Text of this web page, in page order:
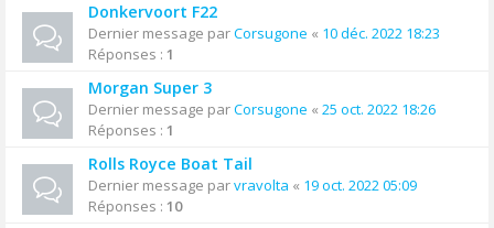
Donkervoort F22
Dernier message parCorsugone « 10 déc. 2022 18:23
Réponses : 1
Morgan Super 3
Dernier message parCorsugone « 25 oct. 2022 18:26
Réponses : 1
Rolls Royce Boat Tail
Dernier message parvravolta « 19 oct. 2022 05:09
Réponses : 10